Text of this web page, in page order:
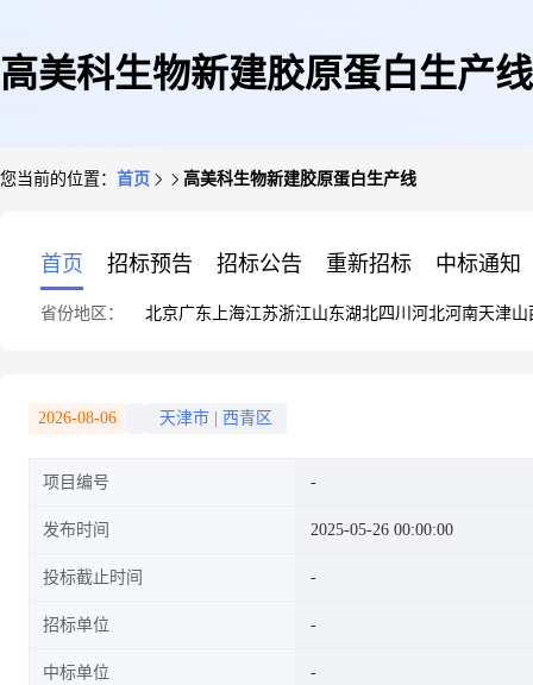
高美科生物新建胶原蛋白生产线
您当前的位置： 首页 高美科生物新建胶原蛋白生产线
首页 招标预告 招标公告 重新招标 中标通知
省份地区： 北京广东 上海江苏浙江山东湖北四川 河北河南天津山
2026-08-06 天津市 西青区
项目编号
发布时间 2025-05-26 00:00:00
投标截止时间
招标单位
中标单位